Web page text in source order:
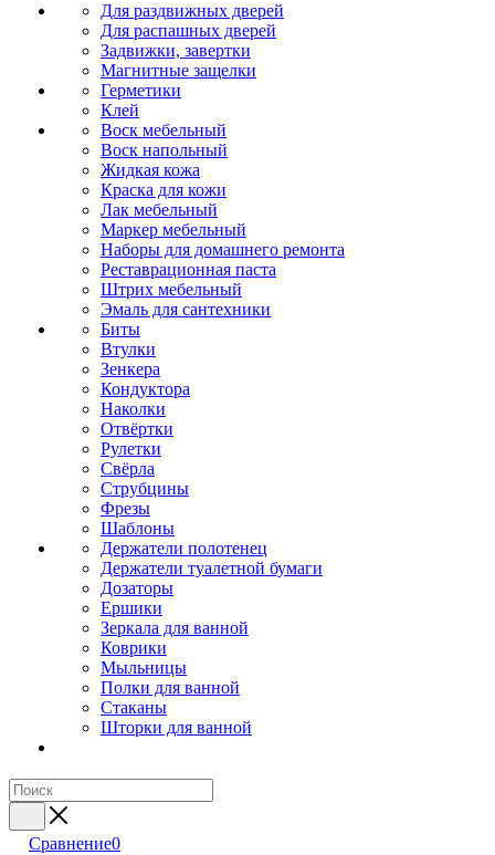
Для раздвижных дверей
Для распашных дверей
Задвижки, завертки
Магнитные защелки
Герметики
Клей
Воск мебельный
Воск напольный
Жидкая кожа
Краска для кожи
Лак мебельный
Маркер мебельный
Наборы для домашнего ремонта
Реставрационная паста
Штрих мебельный
Эмаль для сантехники
Биты
Втулки
Зенкера
Кондуктора
Наколки
Отвёртки
Рулетки
Свёрла
Струбцины
Фрезы
Шаблоны
Держатели полотенец
Держатели туалетной бумаги
Дозаторы
Ершики
Зеркала для ванной
Коврики
Мыльницы
Полки для ванной
Стаканы
Шторки для ванной
Сравнение0